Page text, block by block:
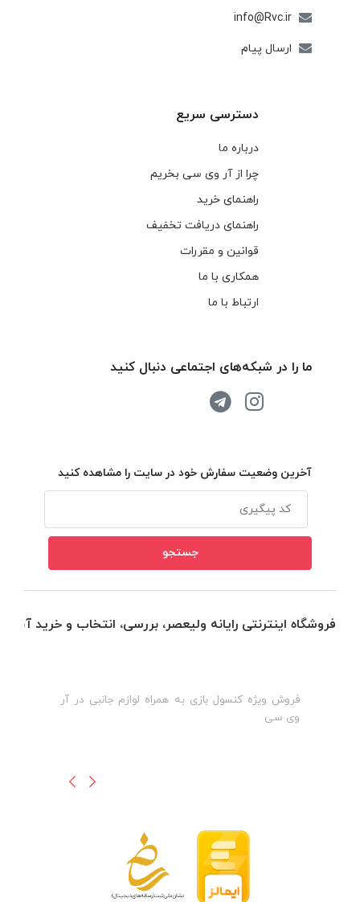
info@Rvc.ir
ارسال پیام
دسترسی سریع
درباره ما
چرا از آر وی سی بخریم
راهنمای خرید
راهنمای دریافت تخفیف
قوانین و مقررات
همکاری با ما
ارتباط با ما
ما را در شبکه‌های اجتماعی دنبال کنید
آخرین وضعیت سفارش خود در سایت را مشاهده کنید
فروشگاه اینترنتی رایانه ولیعصر، بررسی، انتخاب و خرید
فروش ویژه کنسول بازی به همراه لوازم جانبی در آر
وی سی